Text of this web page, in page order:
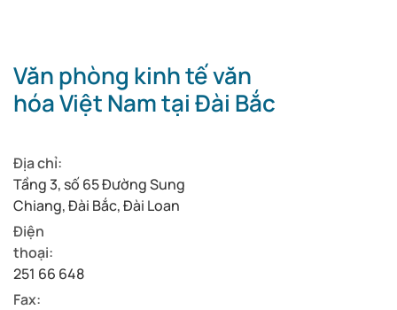
Văn phòng kinh tế văn
hóa Việt Nam tại Đài Bắc
Địa chỉ:
Tầng 3, số 65 Đường Sung
Chiang, Đài Bắc, Đài Loan
Điện
thoại:
251 66 648
Fax: